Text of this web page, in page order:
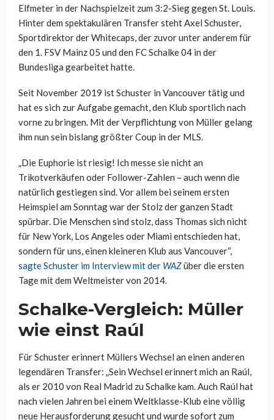
Elfmeter in der Nachspielzeit zum 3:2-Sieg gegen St. Louis.
Hinter dem spektakulären Transfer steht Axel Schuster,
Sportdirektor der Whitecaps, der zuvor unter anderem für
den 1. FSV Mainz 05 und den FC Schalke 04 in der
Bundesliga gearbeitet hatte.
Seit November 2019 ist Schuster in Vancouver tätig und
hat es sich zur Aufgabe gemacht, den Klub sportlich nach
vorne zu bringen. Mit der Verpflichtung von Müller gelang
ihm nun sein bislang größter Coup in der MLS.
„Die Euphorie ist riesig! Ich messe sie nicht an
Trikotverkäufen oder Follower-Zahlen – auch wenn die
natürlich gestiegen sind. Vor allem bei seinem ersten
Heimspiel am Sonntag war der Stolz der ganzen Stadt
spürbar. Die Menschen sind stolz, dass Thomas sich nicht
für New York, Los Angeles oder Miami entschieden hat,
sondern für uns, einen kleineren Klub aus Vancouver“,
sagte Schuster im Interview mit der WAZüber die ersten
Tage mit dem Weltmeister von 2014.
Schalke-Vergleich: Müller
wie einst Raúl
Für Schuster erinnert Müllers Wechsel an einen anderen
legendären Transfer: „Sein Wechsel erinnert mich an Raúl,
als er 2010 von Real Madrid zu Schalke kam. Auch Raúl hat
nach vielen Jahren bei einem Weltklasse-Klub eine völlig
neue Herausforderung gesucht und wurde sofort zum